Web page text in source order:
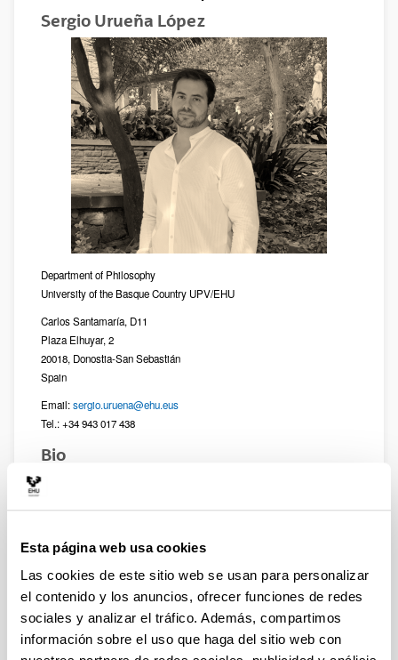
Esta página web usa cookies
Las cookies de este sitio web se usan para personalizar
el contenido y los anuncios, ofrecer funciones de redes
sociales y analizar el tráfico. Además, compartimos
información sobre el uso que haga del sitio web con
Sergio Urueña López
Department of Philosophy
University of the Basque Country UPV/EHU
Carlos Santamaría, D11
Plaza Elhuyar, 2
20018, Donostia-San Sebastián
Spain
Email:sergio.uruena@ehu.eus
Tel.: +34 943 017 438
Bio
PhD in Philosophy, Science and Values (2022,
MA Award, University of Salamanca). MA in Teaching
Compulsory Secondary and Pre-university Education
(2014, University of Salamanca). BA in Philosophy
(2013, University of Salamanca).
My research is distinctly interdisciplinary, spanning fields